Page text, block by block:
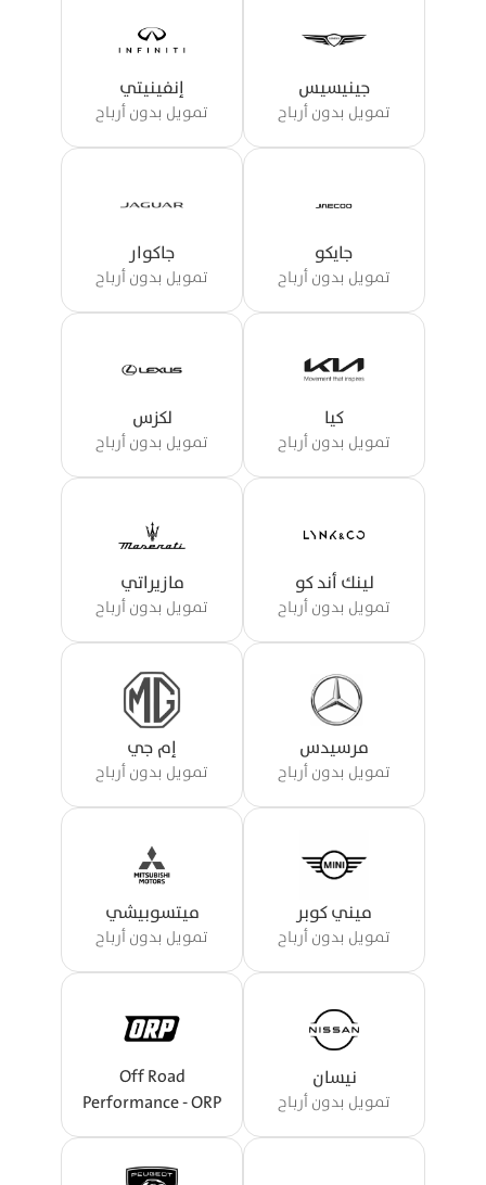
جينيسيس
تمويل بدون أرباح
إنفينيتي
تمويل بدون أرباح
جايكو
تمويل بدون أرباح
جاكوار
تمويل بدون أرباح
كيا
تمويل بدون أرباح
لكزس
تمويل بدون أرباح
لينك أند كو
تمويل بدون أرباح
مازيراتي
تمويل بدون أرباح
مرسيدس
تمويل بدون أرباح
إم جي
تمويل بدون أرباح
ميني كوبر
تمويل بدون أرباح
ميتسوبيشي
تمويل بدون أرباح
نيسان
تمويل بدون أرباح
Off Road
Performance - ORP